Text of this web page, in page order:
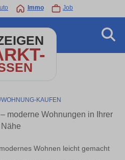
Immo Job
KAUFEN
moderne Wohnungen in Ihrer
Nähe
Wohnen leicht gemacht